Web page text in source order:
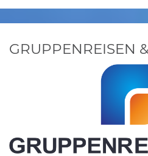
GRUPPENREISEN